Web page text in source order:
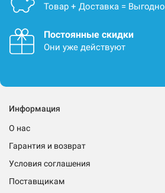
Товар + Доставка = Выгодно
Постоянные скидки
Они уже действуют
Информация
О нас
Гарантия и возврат
Условия соглашения
Поставщикам